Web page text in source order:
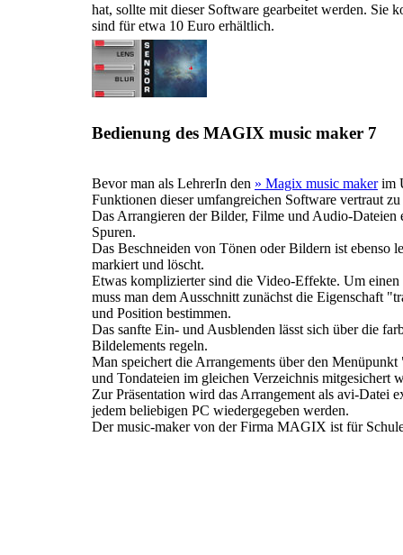
hat, sollte mit dieser Software gearbeitet werden. Sie
sind für etwa 10 Euro erhältlich.
Bedienung des MAGIX music maker 7
Bevor man als LehrerIn den » Magix music makerim
Funktionen dieser umfangreichen Software vertraut zu
Das Arrangieren der Bilder, Filme und Audio-
Spuren.
Das Beschneiden von Tönen oder Bildern ist ebenso
markiert und löscht.
Etwas komplizierter sind die Video-Effekte. Um
muss man dem Ausschnitt zunächst die Eigenschaft
und Position bestimmen.
Das sanfte Ein- und Ausblenden lässt sich über die
Bildelements regeln.
Man speichert die Arrangements über den
und Tondateien im gleichen Verzeichnis mitgesichert
Zur Präsentation wird das Arrangement als avi-Datei
jedem beliebigen PC wiedergegeben werden.
Der music-maker von der Firma MAGIX ist für